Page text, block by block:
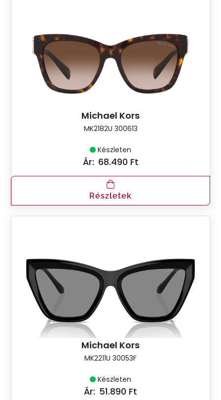
Michael Kors
MK2182U 300613
Készleten
Ár: 68.490 Ft
Részletek
Michael Kors
MK2211U 30053F
Készleten
Ár: 51.890 Ft